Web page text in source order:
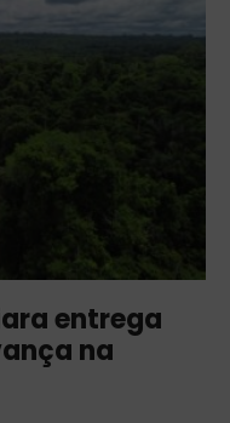
entrega
na